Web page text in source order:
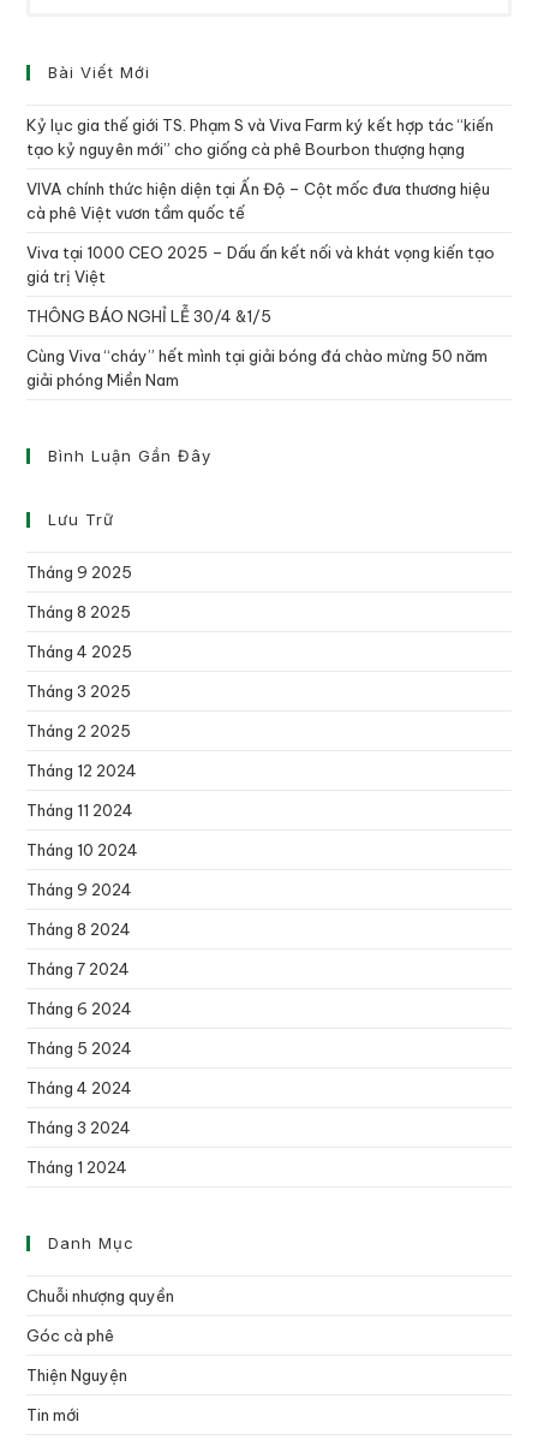
Bài Viết Mới
Kỷ lục gia thế giới TS. Phạm S và Viva Farm ký kết hợp tác “kiến
tạo kỷ nguyên mới” cho giống cà phê Bourbon thượng hạng
VIVA chính thức hiện diện tại Ấn Độ – Cột mốc đưa thương hiệu
cà phê Việt vươn tầm quốc tế
Viva tại 1000 CEO 2025 – Dấu ấn kết nối và khát vọng kiến tạo
giá trị Việt
THÔNG BÁO NGHỈ LỄ 30/4 &1/5
Cùng Viva “cháy” hết mình tại giải bóng đá chào mừng 50 năm
giải phóng Miền Nam
Bình Luận Gần Đây
Lưu Trữ
Tháng 9 2025
Tháng 8 2025
Tháng 4 2025
Tháng 3 2025
Tháng 2 2025
Tháng 12 2024
Tháng 11 2024
Tháng 10 2024
Tháng 9 2024
Tháng 8 2024
Tháng 7 2024
Tháng 6 2024
Tháng 5 2024
Tháng 4 2024
Tháng 3 2024
Tháng 1 2024
Danh Mục
Chuỗi nhượng quyền
Góc cà phê
Thiện Nguyện
Tin mới